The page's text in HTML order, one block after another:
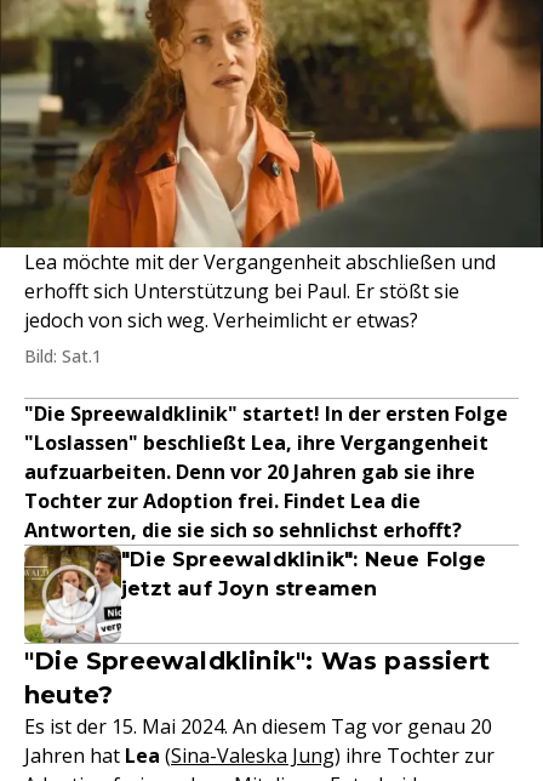
Lea möchte mit der Vergangenheit abschließen und
erhofft sich Unterstützung bei Paul. Er stößt sie
jedoch von sich weg. Verheimlicht er etwas?
Bild: Sat.1
"Die Spreewaldklinik" startet! In der ersten Folge
"Loslassen" beschließt Lea, ihre Vergangenheit
aufzuarbeiten. Denn vor 20 Jahren gab sie ihre
Tochter zur Adoption frei. Findet Lea die
Antworten, die sie sich so sehnlichst erhofft?
"Die Spreewaldklinik": Neue Folge
jetzt auf Joyn streamen
"Die Spreewaldklinik": Was passiert
heute?
Es ist der 15. Mai 2024. An diesem Tag vor genau 20
Jahren hat Lea (Sina-Valeska Jung) ihre Tochter zur